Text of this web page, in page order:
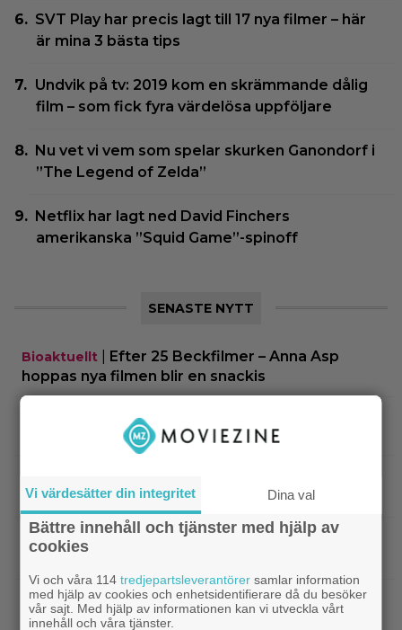
SVT Play har precis lagt till 17 nya filmer – här
är mina 3 bästa tips
Undvik på tv: 2019 kom en skrämmande dålig
film – som fick fyra värdelösa uppföljare
Nu vet vi vem som spelar skurken Ganondorf i
”The Legend of Zelda”
Netflix har lagt ned David Finchers
amerikanska ”Squid Game”-spinoff
SENASTE NYTT
Bioaktuellt
Efter 25 Beckfilmer – Anna Asp
hoppas nya filmen blir en snackis
IKEA hyllas världen över – efter briljant blinkning
till Alexander Skarsgård
Robin Williams favorit: ”Min bästa film”
HBO Max|Två nya skådisar redo att skapa
Netflix|Netflix har stängt in en snubbe i en
reklamskylt – PR-tricket som får LA att titta upp
Vi värdesätter din integritet Dina val
Bättre innehåll och tjänster med hjälp av
cookies
Vi och våra 114tredjepartsleverantörer samlar information
med hjälp av cookies och enhetsidentifierare då du besöker
vår sajt. Med hjälp av informationen kan vi utveckla vårt
innehåll och våra tjänster.